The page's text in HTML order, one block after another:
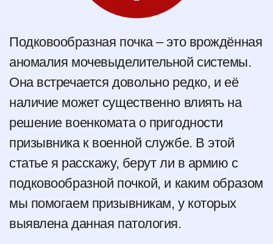
Подковообразная почка – это врождённая
аномалия мочевыделительной системы.
Она встречается довольно редко, и её
наличие может существенно влиять на
решение военкомата о пригодности
призывника к военной службе. В этой
статье я расскажу, берут ли в армию с
подковообразной почкой, и каким образом
мы помогаем призывникам, у которых
выявлена данная патология.